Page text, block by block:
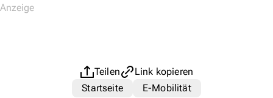
Teilen
Link kopieren
Startseite
E-Mobilität